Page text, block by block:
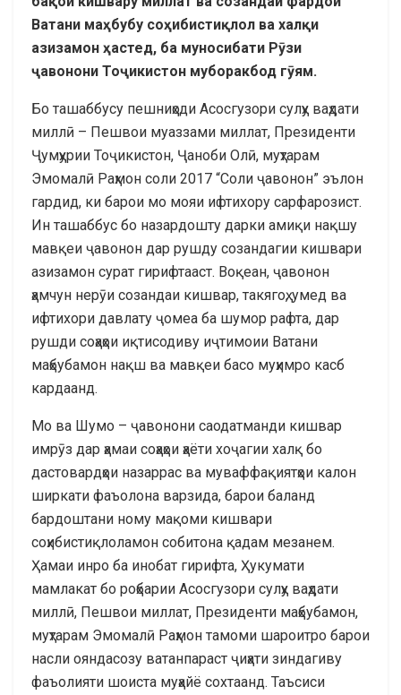
Ватани маҳбубу соҳибистиқлол ва халқи
азизамон ҳастед, ба муносибати Рӯзи
ҷавонони Тоҷикистон муборакбод гӯям.
Бо ташаббусу пешниҳоди Асосгузори сулҳу ваҳдати
миллӣ – Пешвои муаззами миллат, Президенти
Ҷумҳурии Тоҷикистон, Ҷаноби Олӣ, муҳтарам
Эмомалӣ Раҳмон соли 2017 “Соли ҷавонон” эълон
гардид, ки барои мо мояи ифтихору сарфарозист.
Ин ташаббус бо назардошту дарки амиқи нақшу
мавқеи ҷавонон дар рушду созандагии кишвари
азизамон сурат гирифтааст. Воқеан, ҷавонон
ҳамчун нерӯи созандаи кишвар, такягоҳ, умед ва
ифтихори давлату ҷомеа ба шумор рафта, дар
рушди соҳаҳои иқтисодиву иҷтимоии Ватани
маҳбубамон нақш ва мавқеи басо муҳимро касб
кардаанд.
Мо ва Шумо – ҷавонони саодатманди кишвар
имрӯз дар ҳамаи соҳаҳои ҳаёти хоҷагии халқ бо
дастовардҳои назаррас ва муваффақиятҳои калон
ширкати фаъолона варзида, барои баланд
бардоштани ному мақоми кишвари
соҳибистиқлоламон собитона қадам мезанем.
Ҳамаи инро ба инобат гирифта, Ҳукумати
мамлакат бо роҳбарии Асосгузори сулҳу ваҳдати
миллӣ, Пешвои миллат, Президенти маҳбубамон,
муҳтарам Эмомалӣ Раҳмон тамоми шароитро барои
насли ояндасозу ватанпараст ҷиҳати зиндагиву
фаъолияти шоиста муҳайё сохтаанд. Таъсиси